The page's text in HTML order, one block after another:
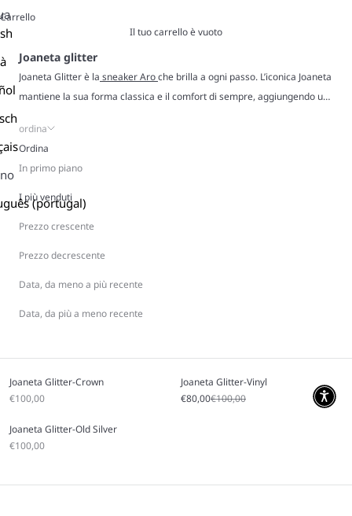
(portugal)
Carrello
Il tuo carrello è vuoto
Joaneta glitter
Joaneta Glitter è la sneaker Aroche brilla a ogni passo. L’iconica Joaneta
mantiene la sua forma classica e il comfort di sempre, aggiungendo un
camoscio e tessuti traspiranti, combinano stile e comfort in modo
naturale. Indossale e lascia che il glitter parli da sé. Con la vestibilità
perfetta di Joaneta, sono sneakers che catturano gli sguardi.
ordina
Ordina
In primo piano
I più venduti
Prezzo crescente
Prezzo decrescente
Data, da meno a più recente
Data, da più a meno recente
Joaneta Glitter-Crown
Prezzo scontato
€100,00
Joaneta Glitter-Vinyl
Prezzo scontato
€80,00Prezzo
€100,00
Joaneta Glitter-Old Silver
Prezzo scontato
€100,00